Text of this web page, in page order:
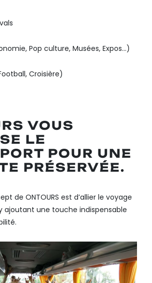
Pop culture, Musées, Expos…)
Croisière)
VOUS
LE
POUR UNE
PRÉSERVÉE.
de ONTOURS est d’allier le voyage
ajoutant une touche indispensable